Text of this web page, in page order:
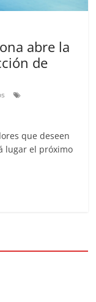
abre la
de
que deseen
lugar el próximo